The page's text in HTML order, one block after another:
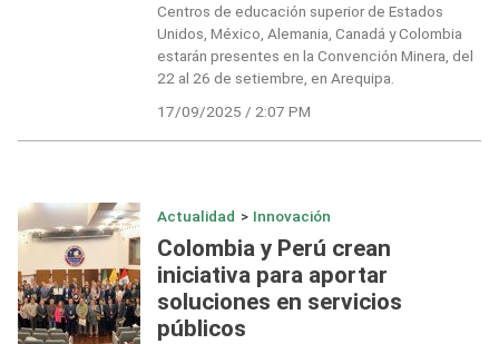
Centros de educación superior de Estados
Unidos, México, Alemania, Canadá y Colombia
estarán presentes en la Convención Minera, del
22 al 26 de setiembre, en Arequipa.
17/09/2025 / 2:07 PM
Actualidad > Innovación
Colombia y Perú crean
iniciativa para aportar
soluciones en servicios
públicos